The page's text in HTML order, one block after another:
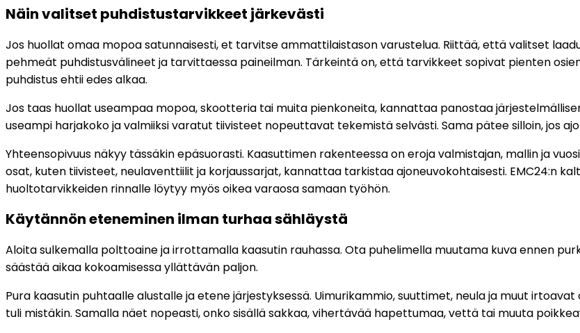
Näin valitset puhdistustarvikkeet järkevästi
Jos huollat omaa mopoa satunnaisesti, et tarvitse ammattilaistason varustelua. Riittää, että valitset
pehmeät puhdistusvälineet ja tarvittaessa paineilman. Tärkeintä on, että tarvikkeet sopivat pienten
puhdistus ehtii edes alkaa.
Jos taas huollat useampaa mopoa, skootteria tai muita pienkoneita, kannattaa panostaa
useampi harjakoko ja valmiiksi varatut tiivisteet nopeuttavat tekemistä selvästi. Sama pätee silloin, jos
Yhteensopivuus näkyy tässäkin epäsuorasti. Kaasuttimen rakenteessa on eroja valmistajan, mallin ja
osat, kuten tiivisteet, neulaventtiilit ja korjaussarjat, kannattaa tarkistaa ajoneuvokohtaisesti. EMC24:n
huoltotarvikkeiden rinnalle löytyy myös oikea varaosa samaan työhön.
Käytännön eteneminen ilman turhaa sähläystä
Aloita sulkemalla polttoaine ja irrottamalla kaasutin rauhassa. Ota puhelimella muutama kuva ennen
säästää aikaa kokoamisessa yllättävän paljon.
Pura kaasutin puhtaalle alustalle ja etene järjestyksessä. Uimurikammio, suuttimet, neula ja muut
tuli mistäkin. Samalla näet nopeasti, onko sisällä sakkaa, vihertävää hapettumaa, vettä tai muuta